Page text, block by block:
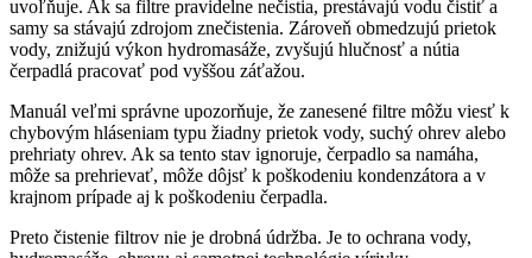
uvoľňuje. Ak sa filtre pravidelne nečistia, prestávajú vodu čistiť a
samy sa stávajú zdrojom znečistenia. Zároveň obmedzujú prietok
vody, znižujú výkon hydromasáže, zvyšujú hlučnosť a nútia
čerpadlá pracovať pod vyššou záťažou.
Manuál veľmi správne upozorňuje, že zanesené filtre môžu viesť k
chybovým hláseniam typu žiadny prietok vody, suchý ohrev alebo
prehriaty ohrev. Ak sa tento stav ignoruje, čerpadlo sa namáha,
môže sa prehrievať, môže dôjsť k poškodeniu kondenzátora a v
krajnom prípade aj k poškodeniu čerpadla.
Preto čistenie filtrov nie je drobná údržba. Je to ochrana vody,